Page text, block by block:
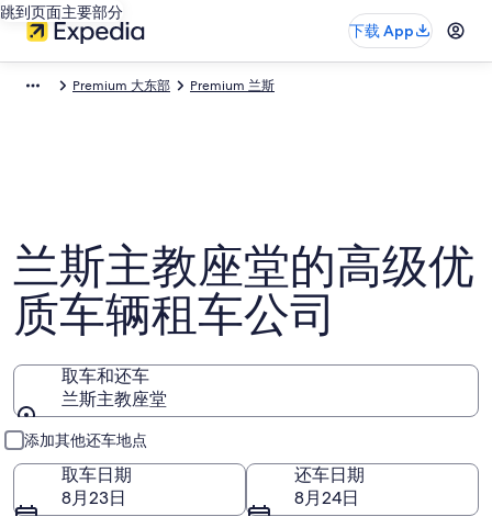
跳到页面主要部分
下载 App
Premium 大东部 Premium 兰斯
兰斯主教座堂的高级优
质车辆租车公司
取车和还车
兰斯主教座堂
取车和还车
添加其他还车地点
取车日期
8月23日
还车日期
8月24日